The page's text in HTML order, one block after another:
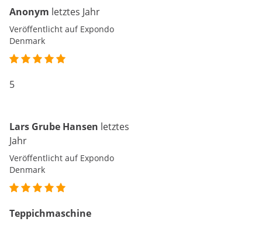
Anonym letztes Jahr
Veröffentlicht auf Expondo
Denmark
5
Lars Grube Hansen letztes
Jahr
Veröffentlicht auf Expondo
Denmark
Teppichmaschine